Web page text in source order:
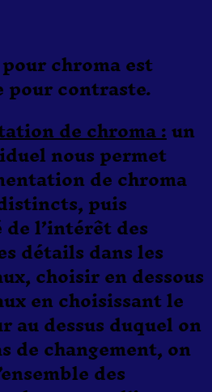
chroma est
contraste.
de chroma:un
nous permet
de chroma
puis
l’intérêt des
détails dans les
choisir en dessous
en choisissant le
au dessus duquel on
de changement, on
des